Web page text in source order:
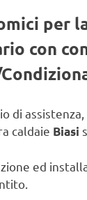
per
con
di
caldaie Biasi
ed